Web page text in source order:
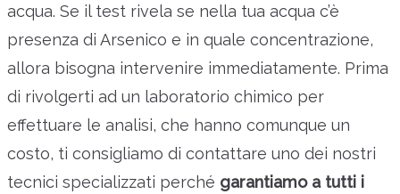
acqua. Se il test rivela se nella tua acqua c’è
presenza di Arsenico e in quale concentrazione,
allora bisogna intervenire immediatamente. Prima
di rivolgerti ad un laboratorio chimico per
effettuare le analisi, che hanno comunque un
costo, ti consigliamo di contattare uno dei nostri
tecnici specializzati perché garantiamo a tutti i